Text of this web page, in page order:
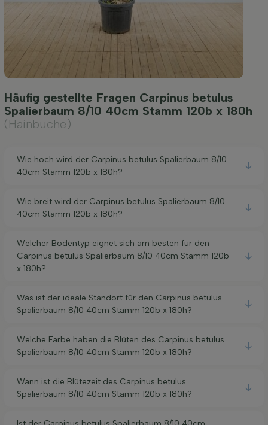
Häufig gestellte Fragen Carpinus betulus
Spalierbaum 8/10 40cm Stamm 120b x 180h
(Hainbuche)
Wie hoch wird der Carpinus betulus Spalierbaum 8/10
40cm Stamm 120b x 180h?
Wie breit wird der Carpinus betulus Spalierbaum 8/10
40cm Stamm 120b x 180h?
Welcher Bodentyp eignet sich am besten für den
Carpinus betulus Spalierbaum 8/10 40cm Stamm 120b
x 180h?
Was ist der ideale Standort für den Carpinus betulus
Spalierbaum 8/10 40cm Stamm 120b x 180h?
Welche Farbe haben die Blüten des Carpinus betulus
Spalierbaum 8/10 40cm Stamm 120b x 180h?
Wann ist die Blütezeit des Carpinus betulus
Spalierbaum 8/10 40cm Stamm 120b x 180h?